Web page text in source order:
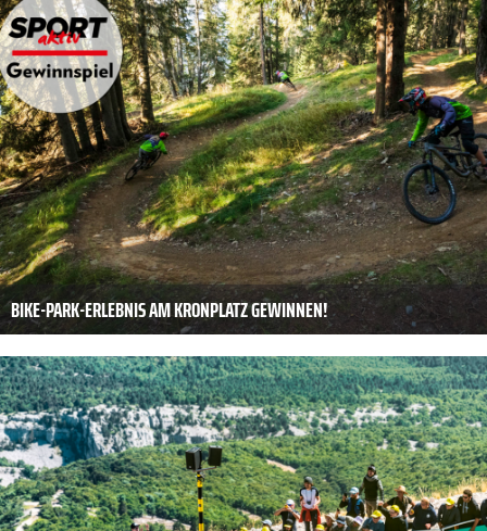
BIKE-PARK-ERLEBNIS AM KRONPLATZ GEWINNEN!